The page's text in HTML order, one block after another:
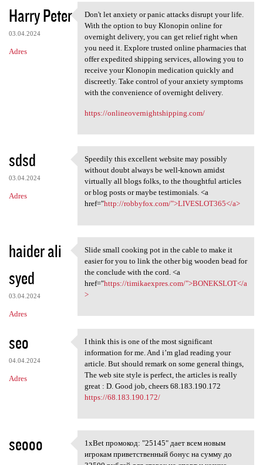
Harry Peter
03.04.2024
Adres
Don't let anxiety or panic
Don't let anxiety or panic attacks disrupt your life.
With the option to buy Klonopin online for
overnight delivery, you can get relief right when
you need it. Explore trusted online pharmacies that
offer expedited shipping services, allowing you to
receive your Klonopin medication quickly and
discreetly. Take control of your anxiety symptoms
with the convenience of overnight delivery.
https://onlineovernightshipping.com/
sdsd
03.04.2024
Adres
Speedily this excellent
Speedily this excellent website may possibly
without doubt always be well-known amidst
virtually all blogs folks, to the thoughtful articles
or blog posts or maybe testimonials. <a
href="http://robbyfox.com/">LIVESLOT365</a>
haider ali
syed
03.04.2024
Adres
Slide small cooking pot in
Slide small cooking pot in the cable to make it
easier for you to link the other big wooden bead for
the conclude with the cord. <a
href="https://timikaexpres.com/">BONEKSLOT</a
>
seo
04.04.2024
Adres
I think this is one of the
I think this is one of the most significant
information for me. And i’m glad reading your
article. But should remark on some general things,
The web site style is perfect, the articles is really
great : D. Good job, cheers 68.183.190.172
https://68.183.190.172/
seooo
1xBet промокод: "25145" дает
1xBet промокод: "25145" дает всем новым
игрокам приветственный бонус на сумму до